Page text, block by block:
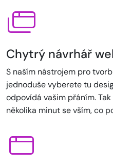
Chytrý návrhář
S naším nástrojem pro
jednoduše vyberete tu
odpovídá vašim přáním.
několika minut se vším, co